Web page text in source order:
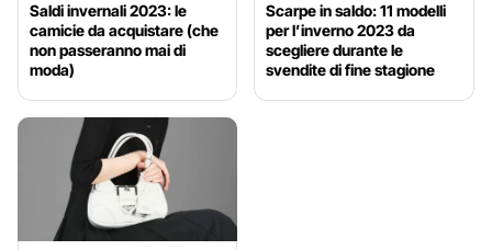
Saldi invernali 2023: le
camicie da acquistare (che
non passeranno mai di
moda)
Scarpe in saldo: 11 modelli
per l’inverno 2023 da
scegliere durante le
svendite di fine stagione